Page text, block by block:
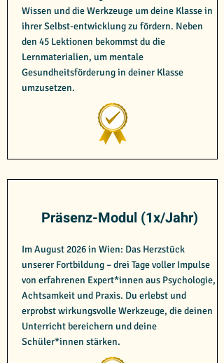
Wissen und die Werkzeuge um deine Klasse in
ihrer Selbst-entwicklung zu fördern. Neben
den 45 Lektionen bekommst du die
Lernmaterialien, um mentale
Gesundheitsförderung in deiner Klasse
umzusetzen.
Präsenz-Modul (1x/Jahr)
Im August 2026 in Wien: Das Herzstück
unserer Fortbildung – drei Tage voller Impulse
von erfahrenen Expert*innen aus Psychologie,
Achtsamkeit und Praxis. Du erlebst und
erprobst wirkungsvolle Werkzeuge, die deinen
Unterricht bereichern und deine
Schüler*innen stärken.